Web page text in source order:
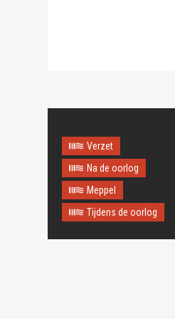
Verzet
Na de oorlog
Meppel
Tijdens de oorlog